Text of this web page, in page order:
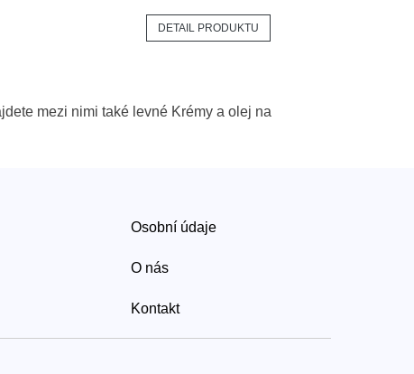
DETAIL PRODUKTU
mezi nimi také levné Krémy a olej na
Osobní údaje
O nás
Kontakt